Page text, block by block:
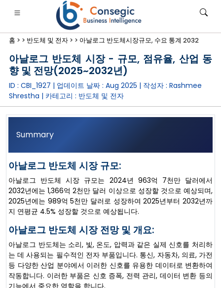
·금융·보험 • 소비재 • 에너지 및 전력
홈 > > 반도체 및 전자 > > 아날로그 반도체시장규모, 수요 통계 2032
아날로그 반도체 시장 - 규모, 점유율, 산업 동
향 및 전망(2025~2032년)
ID : CBI_1927 | 업데이트 날짜 : Aug 2025 | 작성자 : Rashmee
Shrestha | 카테고리 : 반도체 및 전자
Summary
아날로그 반도체 시장 규모:
아날로그 반도체 시장 규모는 2024년 963억 7천만 달러에서
2032년에는 1,366억 2천만 달러 이상으로 성장할 것으로 예상되며,
2025년에는 989억 5천만 달러로 성장하여 2025년부터 2032년까
지 연평균 4.5% 성장할 것으로 예상됩니다.
아날로그 반도체 시장 전망 및 개요:
아날로그 반도체는 소리, 빛, 온도, 압력과 같은 실제 신호를 처리하
는 데 사용되는 필수적인 전자 부품입니다. 통신, 자동차, 의료, 가전
등 다양한 산업 분야에서 이러한 신호를 유용한 데이터로 변환하여
작동합니다. 이러한 부품은 신호 증폭, 전력 관리, 데이터 변환 등의
기능에서 중요한 역할을 합니다.